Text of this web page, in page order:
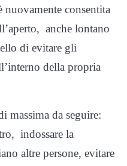
nuovamente consentita
anche lontano
di evitare gli
della propria
massima da seguire:
indossare la
altre persone, evitare